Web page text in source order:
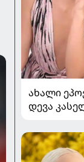
ახალი
დევა